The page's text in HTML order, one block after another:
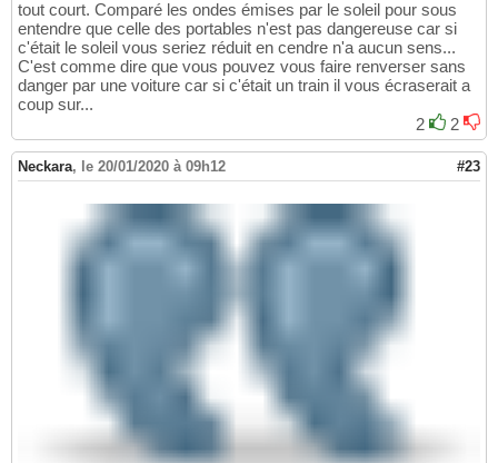
tout court. Comparé les ondes émises par le soleil pour sous
entendre que celle des portables n'est pas dangereuse car si
c'était le soleil vous seriez réduit en cendre n'a aucun sens...
C'est comme dire que vous pouvez vous faire renverser sans
danger par une voiture car si c'était un train il vous écraserait a
coup sur...
2
2
Neckara, le 20/01/2020 à 09h12 #23